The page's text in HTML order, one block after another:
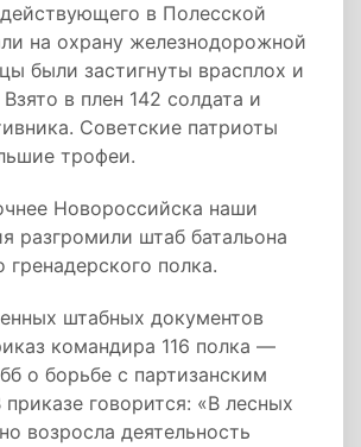
в Полесской
на охрану железнодорожной
были застигнуты врасплох и
в плен 142 солдата и
Советские патриоты
трофеи.
Новороссийска наши
разгромили штаб батальона
гренадерского полка.
штабных документов
командира 116 полка —
о борьбе с партизанским
говорится: «В лесных
возросла деятельность